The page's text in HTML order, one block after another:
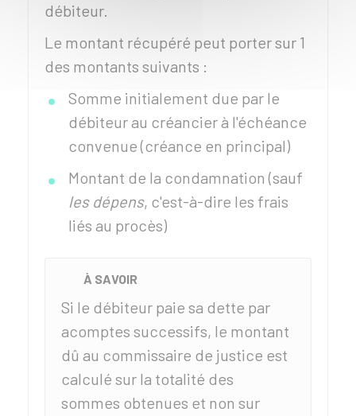
débiteur.
Le montant récupéré peut porter sur 1
des montants suivants :
Somme initialement due par le
débiteur au créancier à l'échéance
convenue (créance en principal)
Montant de la condamnation (sauf
les dépens, c'est-à-dire les frais
liés au procès)
À SAVOIR
Si le débiteur paie sa dette par
acomptes successifs, le montant
dû au commissaire de justice est
calculé sur la totalité des
sommes obtenues et non sur